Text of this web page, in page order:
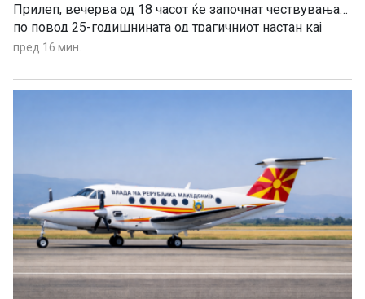
Прилеп, вечерва од 18 часот ќе започнат чествувањата
по повод 25-годишнината од трагичниот настан кај
Карпалак, во кој на 8 август 2001 година загинаа десет
на патот Скопје–Тетово тогаш животот го загубија
пред 16 мин.